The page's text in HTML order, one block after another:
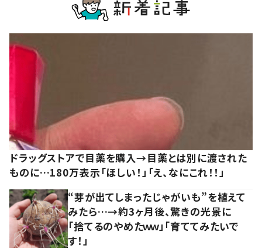
ドラッグストアで目薬を購入→目薬とは別に渡された
ものに…180万表示「ほしい！」「え、なにこれ！！」
“芽が出てしまったじゃがいも”を植えて
みたら…→約3ヶ月後、驚きの光景に
「捨てるのやめたｗｗ」「育ててみたいで
す！」